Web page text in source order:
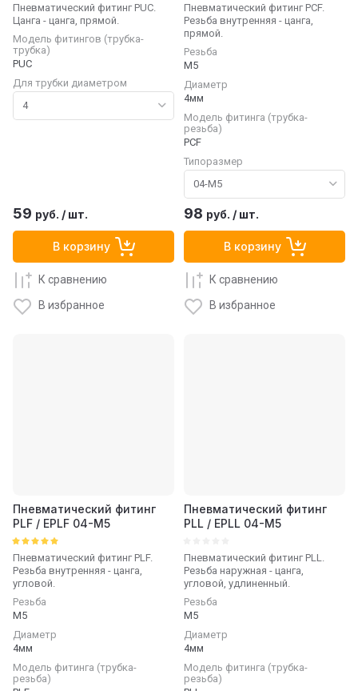
Пневматический фитинг PUC.
Цанга - цанга, прямой.
Модель фитингов (трубка-
трубка)
PUC
Для трубки диаметром
59 руб. / шт.
В корзину
К сравнению
В избранное
Пневматический фитинг PCF.
Резьба внутренняя - цанга,
прямой.
Резьба
М5
Диаметр
4мм
Модель фитинга (трубка-
резьба)
PCF
Типоразмер
98 руб. / шт.
В корзину
К сравнению
В избранное
Пневматический фитинг
PLF / EPLF 04-M5
Пневматический фитинг PLF.
Резьба внутренняя - цанга,
угловой.
Резьба
М5
Диаметр
4мм
Модель фитинга (трубка-
резьба)
Пневматический фитинг
PLL / EPLL 04-M5
Пневматический фитинг PLL.
Резьба наружная - цанга,
угловой, удлиненный.
Резьба
М5
Диаметр
4мм
Модель фитинга (трубка-
резьба)